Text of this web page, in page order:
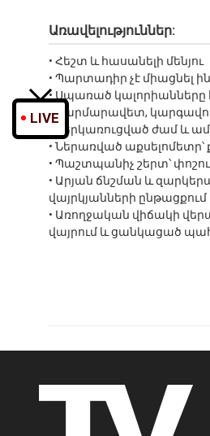
Առավելություններ:
• Հեշտ և հասանելի մենյու
• Պարտադիր չէ միացնել
• Սպառած կալորիանները
• Հարմարավետ,
• Ներկառուցված ժամ և
• Ներառված աքսելոմետր՝
• Պաշտպանիչ շերտ՝
• Արյան ճնշման և
վայրկյանների ընթացքում
• Առողջական վիճակի
վայրում և ցանկացած
LIVE